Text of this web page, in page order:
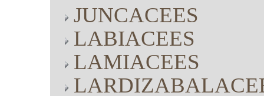
JUNCACEES
LABIACEES
LAMIACEES